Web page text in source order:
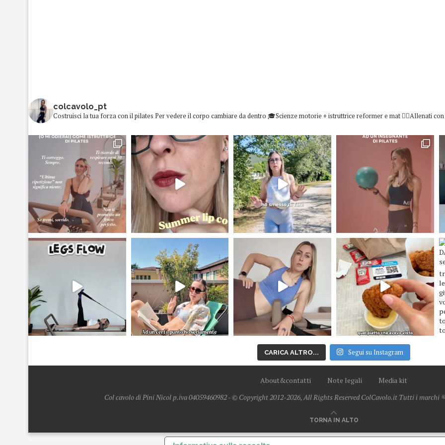
colcavolo_pt
Costruisci la tua forza con il pilates Per vedere il corpo cambiare da dentro 🎓Scienze motorie + istruttrice reformer e mat 👇🏻Allenati
CARICA ALTRO... Segui su Instagram
About&contatti Note legali
Media kit
Col cavolo di Pini Nicol p.iva 04059460982 - © Copyright 2012-2026, All Rights Reserved ColCavolo.it Tutti i
TORNA IN ALTO